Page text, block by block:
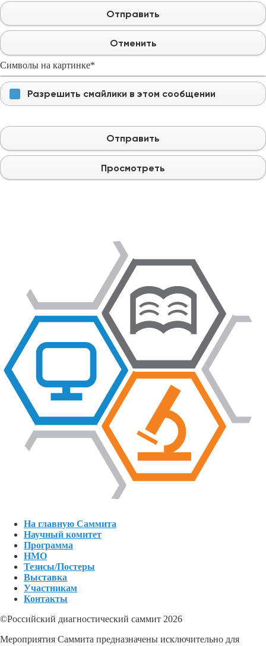
Отправить
Отменить
Символы на картинке*
Разрешить смайлики в этом сообщении
Отправить
Просмотреть
На главную Саммита
Научный комитет
Программа
НМО
Тезисы/Постеры
Выставка
Участникам
Контакты
©Российский диагностический саммит 2026
Мероприятия Саммита предназначены исключительно для